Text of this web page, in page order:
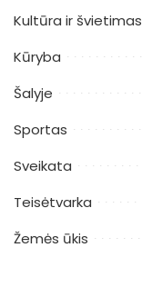
Kultūra ir švietimas
Kūryba
Šalyje
Sportas
Sveikata
Teisėtvarka
Žemės ūkis